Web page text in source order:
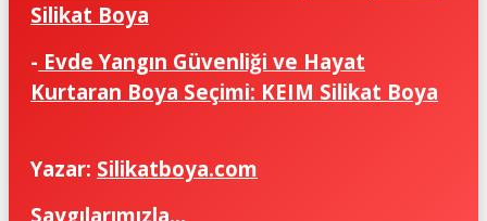
Silikat Boya
- Evde Yangın Güvenliği ve Hayat
Kurtaran Boya Seçimi: KEIM Silikat Boya
Yazar: Silikatboya.com
Saygılarımızla...